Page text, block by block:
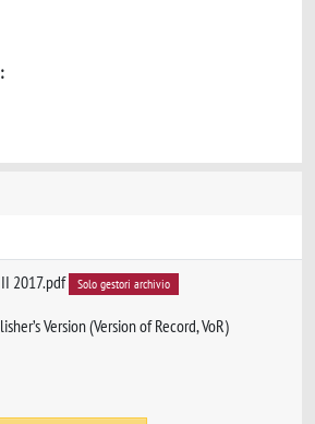
2017.pdf Solo gestori archivio
Version (Version of Record, VoR)